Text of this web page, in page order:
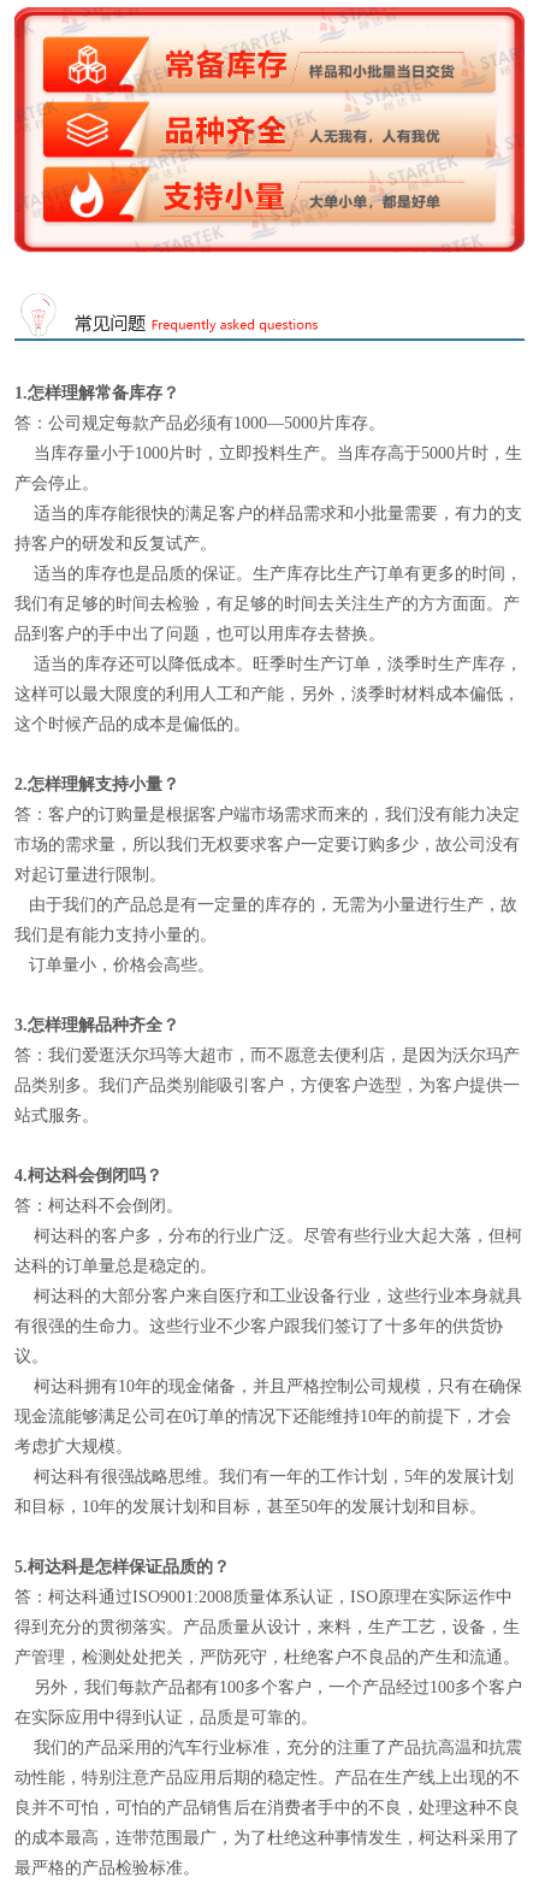
1.怎样理解常备库存？
答：公司规定每款产品必须有1000—5000片库存。
当库存量小于1000片时，立即投料生产。当库存高于5000片时，生
产会停止。
适当的库存能很快的满足客户的样品需求和小批量需要，有力的支
持客户的研发和反复试产。
适当的库存也是品质的保证。生产库存比生产订单有更多的时间，
我们有足够的时间去检验，有足够的时间去关注生产的方方面面。产
品到客户的手中出了问题，也可以用库存去替换。
适当的库存还可以降低成本。旺季时生产订单，淡季时生产库存，
这样可以最大限度的利用人工和产能，另外，淡季时材料成本偏低，
这个时候产品的成本是偏低的。
2.怎样理解支持小量？
答：客户的订购量是根据客户端市场需求而来的，我们没有能力决定
市场的需求量，所以我们无权要求客户一定要订购多少，故公司没有
对起订量进行限制。
由于我们的产品总是有一定量的库存的，无需为小量进行生产，故
我们是有能力支持小量的。
订单量小，价格会高些。
3.怎样理解品种齐全？
答：我们爱逛沃尔玛等大超市，而不愿意去便利店，是因为沃尔玛产
品类别多。我们产品类别能吸引客户，方便客户选型，为客户提供一
站式服务。
4.柯达科会倒闭吗？
答：柯达科不会倒闭。
柯达科的客户多，分布的行业广泛。尽管有些行业大起大落，但柯
达科的订单量总是稳定的。
柯达科的大部分客户来自医疗和工业设备行业，这些行业本身就具
有很强的生命力。这些行业不少客户跟我们签订了十多年的供货协
议。
柯达科拥有10年的现金储备，并且严格控制公司规模，只有在确保
现金流能够满足公司在0订单的情况下还能维持10年的前提下，才会
考虑扩大规模。
柯达科有很强战略思维。我们有一年的工作计划，5年的发展计划
和目标，10年的发展计划和目标，甚至50年的发展计划和目标。
5.柯达科是怎样保证品质的？
答：柯达科通过ISO9001:2008质量体系认证，ISO原理在实际运作中
得到充分的贯彻落实。产品质量从设计，来料，生产工艺，设备，生
产管理，检测处处把关，严防死守，杜绝客户不良品的产生和流通。
另外，我们每款产品都有100多个客户，一个产品经过100多个客户
在实际应用中得到认证，品质是可靠的。
我们的产品采用的汽车行业标准，充分的注重了产品抗高温和抗震
动性能，特别注意产品应用后期的稳定性。产品在生产线上出现的不
良并不可怕，可怕的产品销售后在消费者手中的不良，处理这种不良
的成本最高，连带范围最广，为了杜绝这种事情发生，柯达科采用了
最严格的产品检验标准。